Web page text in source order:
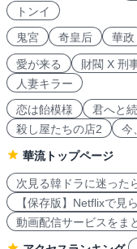
トンイ
鬼宮
奇皇后 華政
愛が来る 財閥 X 刑
人妻キラー
恋は飴模様
君へと
殺し屋たちの店2
今
華流トップページ
次見る韓ドラに迷った
【保存版】Netflixで見
動画配信サービスをま